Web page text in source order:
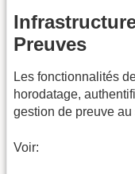
Preuves
Les fonctionnalités
horodatage,
gestion de preuve
Voir: